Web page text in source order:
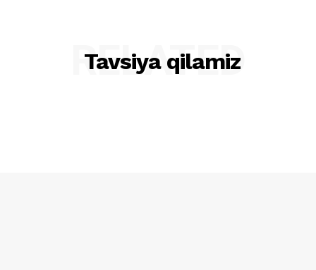
Tavsiya qilamiz
RELATED